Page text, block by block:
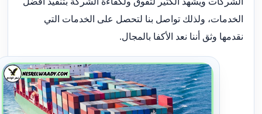
الخدمات، ولذلك تواصل بنا لتحصل على الخدمات التي
نقدمها وثق أننا نعد الأكفا بالمجال.